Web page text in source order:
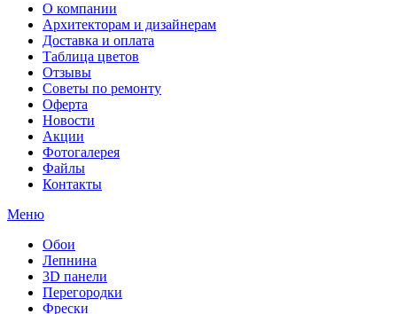
О компании
Архитекторам и дизайнерам
Доставка и оплата
Таблица цветов
Отзывы
Советы по ремонту
Оферта
Новости
Акции
Фотогалерея
Файлы
Контакты
Меню
Обои
Лепнина
3D панели
Перегородки
Фрески